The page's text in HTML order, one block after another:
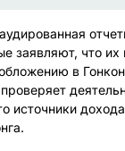
заявляют, что их
в
источники